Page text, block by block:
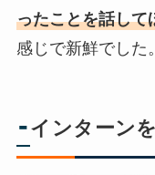
ったことを話して
感じで新鮮でした。
-インターン